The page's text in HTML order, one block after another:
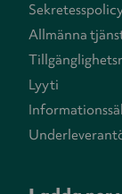
Allmänna
Lyyti